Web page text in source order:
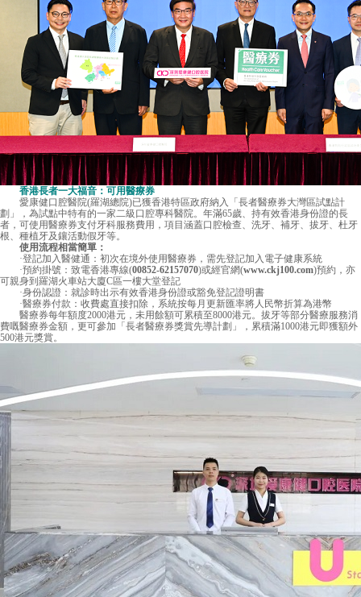
香港長者一大福音：可用醫療券
愛康健口腔醫院(羅湖總院)已獲香港特區政府納入「長者醫療券大灣區試點計
劃」，為試點中特有的一家二級口腔專科醫院。年滿65歲、持有效香港身份證的長
者，可使用醫療券支付牙科服務費用，項目涵蓋口腔檢查、洗牙、補牙、拔牙、杜牙
根、種植牙及鑲活動假牙等。
使用流程相當簡單：
·登記加入醫健通：初次在境外使用醫療券，需先登記加入電子健康系統
·預約掛號：致電香港專線(00852-62157070)或經官網(www.ckj100.com)預約，亦
可親身到羅湖火車站大廈C區一樓大堂登記
·身份認證：就診時出示有效香港身份證或豁免登記證明書
·醫療券付款：收費處直接扣除，系統按每月更新匯率將人民幣折算為港幣
醫療券每年額度2000港元，未用餘額可累積至8000港元。拔牙等部分醫療服務消
費嘅醫療券金額，更可參加「長者醫療券獎賞先導計劃」，累積滿1000港元即獲額外
500港元獎賞。